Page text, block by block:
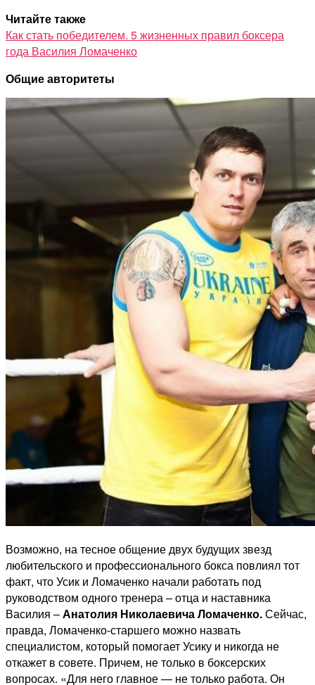
Читайте также
Как стать победителем. 5 жизненных правил боксера
года Василия Ломаченко
Общие авторитеты
Возможно, на тесное общение двух будущих звезд
любительского и профессионального бокса повлиял тот
факт, что Усик и Ломаченко начали работать под
руководством одного тренера – отца и наставника
Василия –Анатолия Николаевича Ломаченко.Сейчас,
правда, Ломаченко-старшего можно назвать
специалистом, который помогает Усику и никогда не
откажет в совете. Причем, не только в боксерских
вопросах. «Для него главное — не только работа. Он